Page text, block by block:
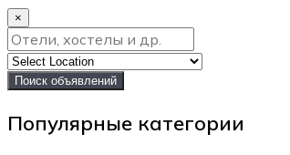
×
Поиск объявлений
Популярные категории